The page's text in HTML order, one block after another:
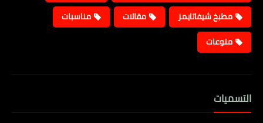
مطبخ شيفاتايمز
مقالات
مناسبات
منوعات
التسميات